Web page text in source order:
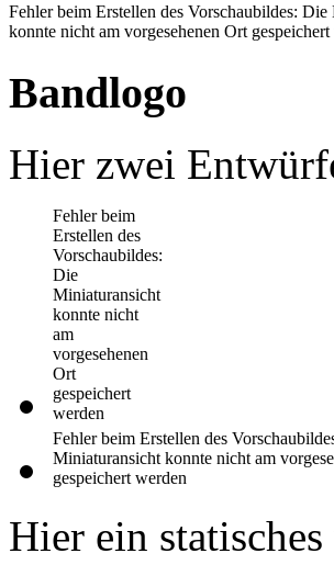
Fehler beim Erstellen des Vorschaubildes:
konnte nicht am vorgesehenen Ort gespeichert
Bandlogo
Hier zwei
Fehler beim
Erstellen des
Vorschaubildes:
Die
Miniaturansicht
konnte nicht
am
vorgesehenen
Ort
gespeichert
werden
Fehler beim Erstellen des
Miniaturansicht konnte nicht am
gespeichert werden
Hier ein